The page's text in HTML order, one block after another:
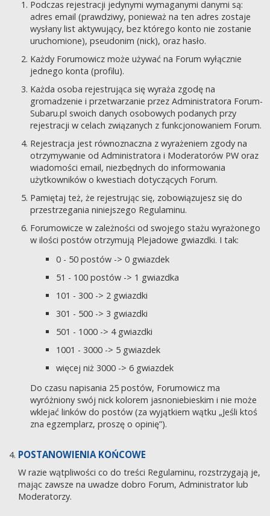
Podczas rejestracji jedynymi wymaganymi danymi są:
adres email (prawdziwy, ponieważ na ten adres zostaje
wysłany list aktywujący, bez którego konto nie zostanie
uruchomione), pseudonim (nick), oraz hasło.
Każdy Forumowicz może używać na Forum wyłącznie
jednego konta (profilu).
Każda osoba rejestrująca się wyraża zgodę na
gromadzenie i przetwarzanie przez Administratora Forum-
Subaru.pl swoich danych osobowych podanych przy
rejestracji w celach związanych z funkcjonowaniem Forum.
Rejestracja jest równoznaczna z wyrażeniem zgody na
otrzymywanie od Administratora i Moderatorów PW oraz
wiadomości email, niezbędnych do informowania
użytkowników o kwestiach dotyczących Forum.
Pamiętaj też, że rejestrując się, zobowiązujesz się do
przestrzegania niniejszego Regulaminu.
Forumowicze w zależności od swojego stażu wyrażonego
w ilości postów otrzymują Plejadowe gwiazdki. I tak:
0 - 50 postów -> 0 gwiazdek
51 - 100 postów -> 1 gwiazdka
101 - 300 -> 2 gwiazdki
301 - 500 -> 3 gwiazdki
501 - 1000 -> 4 gwiazdki
1001 - 3000 -> 5 gwiazdek
więcej niż 3000 -> 6 gwiazdek
Do czasu napisania 25 postów, Forumowicz ma
wyróżniony swój nick kolorem jasnoniebieskim i nie może
wklejać linków do postów (za wyjątkiem wątku „Jeśli ktoś
zna egzemplarz, proszę o opinię”).
POSTANOWIENIA KOŃCOWE
W razie wątpliwości co do treści Regulaminu, rozstrzygają je,
mając zawsze na uwadze dobro Forum, Administrator lub
Moderatorzy.